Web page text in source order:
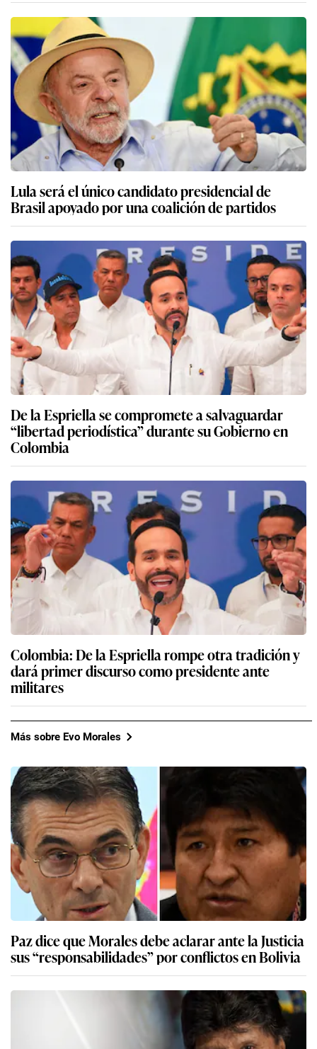
Lula será el único candidato presidencial de
Brasil apoyado por una coalición de partidos
De la Espriella se compromete a salvaguardar
“libertad periodística” durante su Gobierno en
Colombia
Colombia: De la Espriella rompe otra tradición y
dará primer discurso como presidente ante
militares
Más sobre Evo Morales
Paz dice que Morales debe aclarar ante la Justicia
sus “responsabilidades” por conflictos en Bolivia